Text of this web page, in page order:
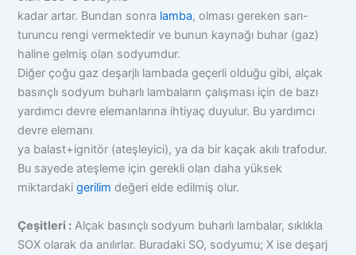
kadar artar. Bundan sonra lamba, olması gereken sarı-
turuncu rengi vermektedir ve bunun kaynağı buhar (gaz)
haline gelmiş olan sodyumdur.
Diğer çoğu gaz deşarjlı lambada geçerli olduğu gibi, alçak
basınçlı sodyum buharlı lambaların çalışması için de bazı
yardımcı devre elemanlarına ihtiyaç duyulur. Bu yardımcı
devre elemanı
ya balast+ignitör (ateşleyici), ya da bir kaçak akılı trafodur.
Bu sayede ateşleme için gerekli olan daha yüksek
miktardakigerilim değeri elde edilmiş olur.
Çeşitleri : Alçak basınçlı sodyum buharlı lambalar, sıklıkla
SOX olarak da anılırlar. Buradaki SO, sodyumu; X ise deşarj